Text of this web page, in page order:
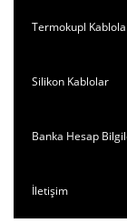
Termokupl
Silikon Kablolar
Banka Hesap
İletişim